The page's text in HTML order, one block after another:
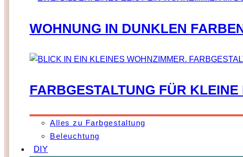
WOHNUNG IN DUNKLEN
FARBGESTALTUNG FÜR
Alles zu Farbgestaltung
Beleuchtung
DIY